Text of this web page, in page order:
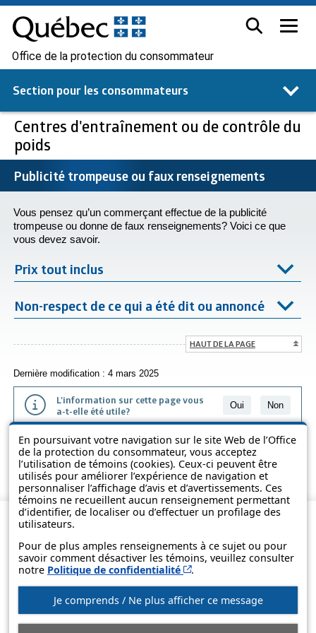
En poursuivant votre navigation sur le site Web de l’Office
de la protection du consommateur, vous acceptez
l’utilisation de témoins (cookies). Ceux-ci peuvent être
utilisés pour améliorer l’expérience de navigation et
personnaliser l’affichage d’avis et d’avertissements. Ces
témoins ne recueillent aucun renseignement permettant
d’identifier, de localiser ou d’effectuer un profilage des
utilisateurs.
Pour de plus amples renseignements à ce sujet ou pour
savoir comment désactiver les témoins, veuillez consulter
notre Politique de confidentialité Cet hyperlien s’ouvrira
.
Je comprends / Ne plus afficher ce message
Office de la protection du consommateur
Section pour les consommateurs
Centres d'entraînement ou de contrôle du
poids
Publicité trompeuse ou faux renseignements
Vous pensez qu’un commerçant effectue de la publicité
trompeuse ou donne de faux renseignements? Voici ce que
vous devez savoir.
Prix tout inclus
Non-respect de ce qui a été dit ou annoncé
HAUT DE LA PAGE
Dernière modification : 4 mars 2025
L'information sur cette page vous
a-t-elle été utile?
Oui Non
L'information présentée dans cette page a été vulgarisée pour en
favoriser la compréhension. Elle ne remplace pas les textes des lois
et des règlements.
© Gouvernement du Québec, 2013-2025